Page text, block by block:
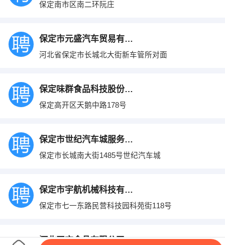
保定南市区南二环阮庄
保定市元盛汽车贸易有限公司
河北省保定市长城北大街新车管所对面
保定味群食品科技股份有限公司
保定高开区天鹅中路178号
保定市世纪汽车城服务有限公司
保定市长城南大街1485号世纪汽车城
保定市宇航机械科技有限公司
保定市七一东路民营科技园科苑街118号
河北四方食品有限公司